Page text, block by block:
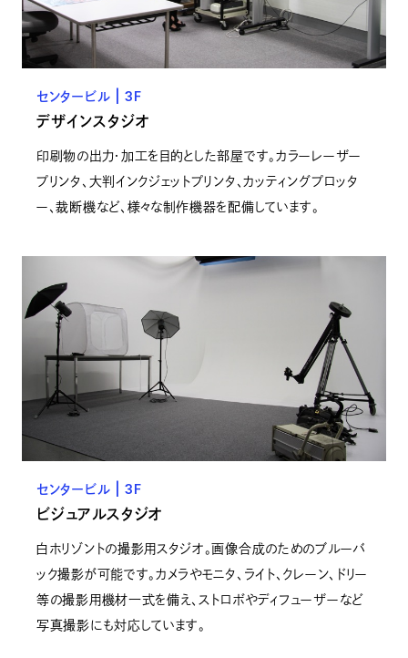
センタービル | 3F
デザインスタジオ
印刷物の出力・加工を目的とした部屋です。カラーレーザー
プリンタ、大判インクジェットプリンタ、カッティングプロッタ
ー、裁断機など、様々な制作機器を配備しています。
センタービル | 3F
ビジュアルスタジオ
白ホリゾントの撮影用スタジオ。画像合成のためのブルーバ
ック撮影が可能です。カメラやモニタ、ライト、クレーン、ドリー
等の撮影用機材一式を備え、ストロボやディフューザーなど
写真撮影にも対応しています。